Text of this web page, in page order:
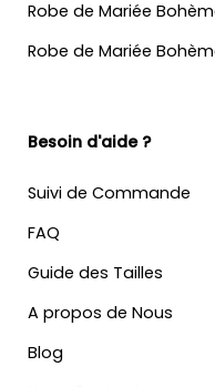
Robe de Mariée
Robe de Mariée
Besoin d'aide ?
Suivi de Commande
FAQ
Guide des Tailles
A propos de Nous
Blog